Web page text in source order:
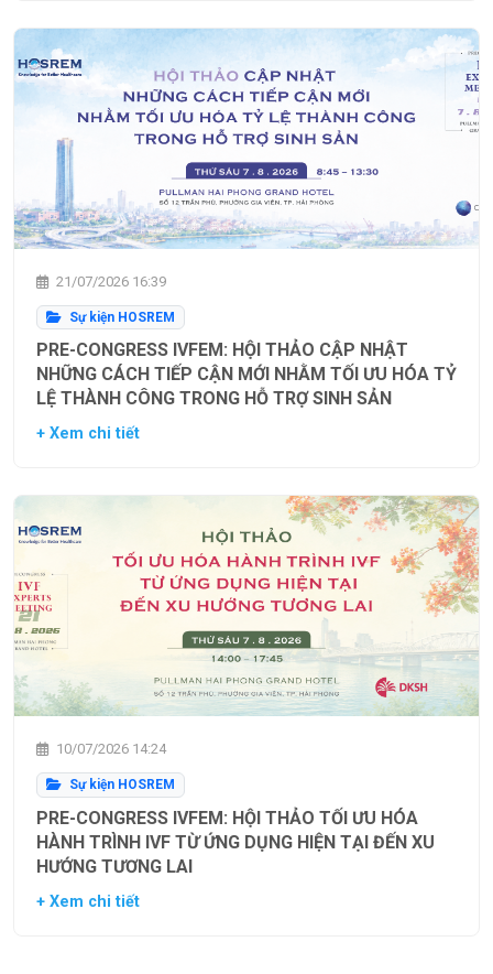
21/07/2026 16:39
Sự kiện HOSREM
PRE-CONGRESS IVFEM: HỘI THẢO CẬP NHẬT
NHỮNG CÁCH TIẾP CẬN MỚI NHẰM TỐI ƯU HÓA TỶ
LỆ THÀNH CÔNG TRONG HỖ TRỢ SINH SẢN
+ Xem chi tiết
10/07/2026 14:24
Sự kiện HOSREM
PRE-CONGRESS IVFEM: HỘI THẢO TỐI ƯU HÓA
HÀNH TRÌNH IVF TỪ ỨNG DỤNG HIỆN TẠI ĐẾN XU
HƯỚNG TƯƠNG LAI
+ Xem chi tiết